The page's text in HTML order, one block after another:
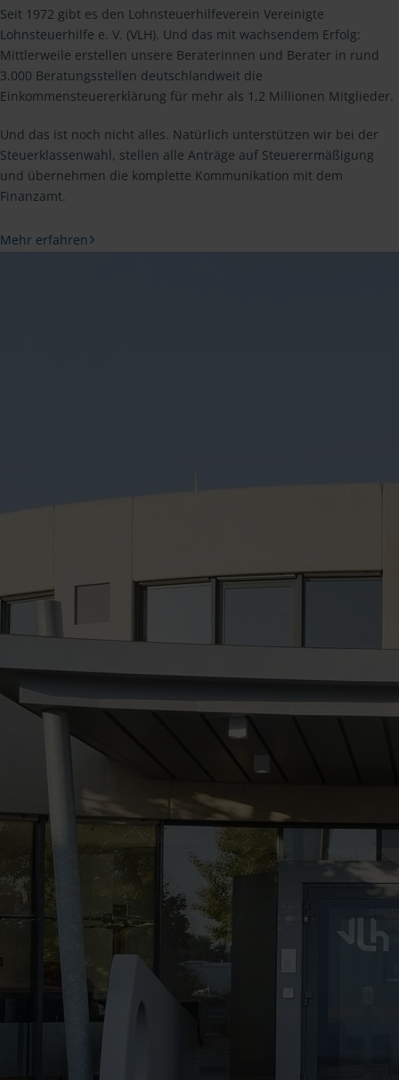
Seit 1972 gibt es den Lohnsteuerhilfeverein Vereinigte
Lohnsteuerhilfe e. V. (VLH). Und das mit wachsendem Erfolg:
Mittlerweile erstellen unsere Beraterinnen und Berater in rund
3.000 Beratungsstellen deutschlandweit die
Einkommensteuererklärung für mehr als 1,2 Millionen Mitglieder.
Und das ist noch nicht alles. Natürlich unterstützen wir bei der
Steuerklassenwahl, stellen alle Anträge auf Steuerermäßigung
und übernehmen die komplette Kommunikation mit dem
Finanzamt.
Mehr erfahren